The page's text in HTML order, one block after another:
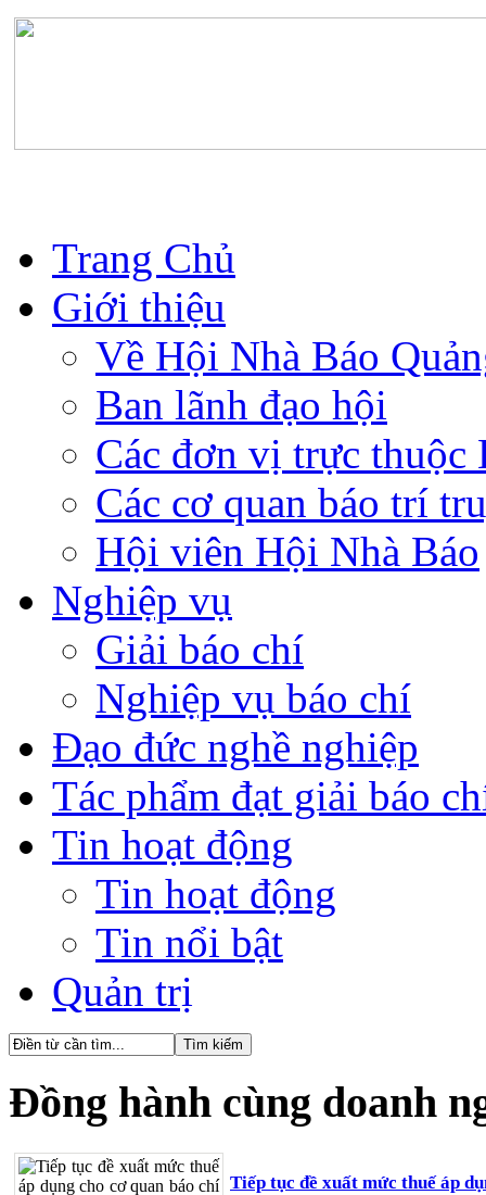
Trang Chủ
Giới thiệu
Về Hội Nhà Báo
Ban lãnh đạo hội
Các đơn vị trực thuộc
Các cơ quan báo trí
Hội viên Hội Nhà Báo
Nghiệp vụ
Giải báo chí
Nghiệp vụ báo chí
Đạo đức nghề nghiệp
Tác phẩm đạt giải báo
Tin hoạt động
Tin hoạt động
Tin nổi bật
Quản trị
Đồng hành cùng doanh
Tiếp tục đề xuất mức thuế áp